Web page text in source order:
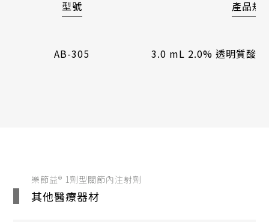
型號 產品規
AB-305 3.0 mL 2.0% 透明質酸
樂節益® 1劑型關節內注射劑
其他醫療器材